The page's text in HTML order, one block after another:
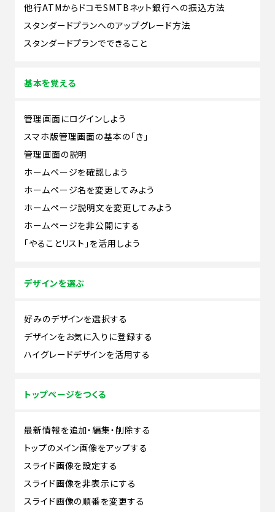
他行ATMからドコモSMTBネット銀行への振込方法
スタンダードプランへのアップグレード方法
スタンダードプランでできること
基本を覚える
管理画面にログインしよう
スマホ版管理画面の基本の「き」
管理画面の説明
ホームページを確認しよう
ホームページ名を変更してみよう
ホームページ説明文を変更してみよう
ホームページを非公開にする
「やることリスト」を活用しよう
デザインを選ぶ
好みのデザインを選択する
デザインをお気に入りに登録する
ハイグレードデザインを活用する
トップページをつくる
最新情報を追加・編集・削除する
トップのメイン画像をアップする
スライド画像を設定する
スライド画像を非表示にする
スライド画像の順番を変更する